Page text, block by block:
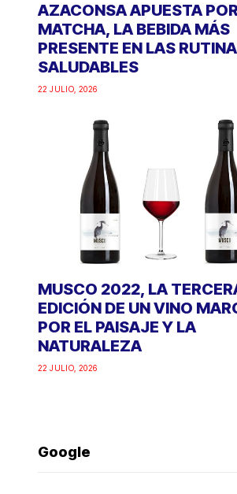
AZACONSA APUESTA
MATCHA, LA BEBIDA MÁS
PRESENTE EN LAS
SALUDABLES
22 JULIO, 2026
MUSCO 2022, LA
EDICIÓN DE UN VINO
POR EL PAISAJE Y LA
NATURALEZA
22 JULIO, 2026
Google